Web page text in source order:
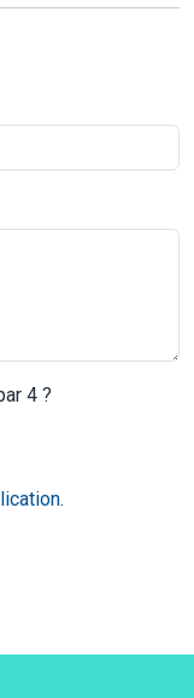
4 ?
.